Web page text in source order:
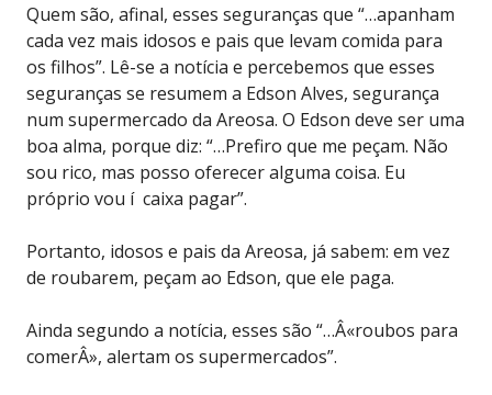
Quem são, afinal, esses seguranças que “…apanham
cada vez mais idosos e pais que levam comida para
os filhos”. Lê-se a notícia e percebemos que esses
seguranças se resumem a Edson Alves, segurança
num supermercado da Areosa. O Edson deve ser uma
boa alma, porque diz: “…Prefiro que me peçam. Não
sou rico, mas posso oferecer alguma coisa. Eu
próprio vou í caixa pagar”.
Portanto, idosos e pais da Areosa, já sabem: em vez
de roubarem, peçam ao Edson, que ele paga.
Ainda segundo a notícia, esses são “…Â«roubos para
comerÂ», alertam os supermercados”.